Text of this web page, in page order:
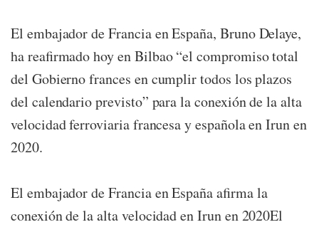
El embajador de Francia en España, Bruno Delaye,
ha reafirmado hoy en Bilbao “el compromiso total
del Gobierno frances en cumplir todos los plazos
del calendario previsto” para la conexión de la alta
velocidad ferroviaria francesa y española en Irun en
2020.
El embajador de Francia en España afirma la
conexión de la alta velocidad en Irun en 2020El